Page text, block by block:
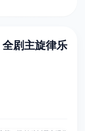
剧主旋律乐